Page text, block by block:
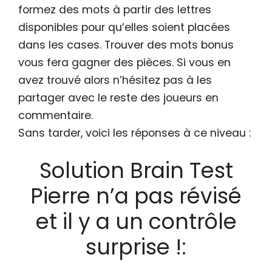
formez des mots à partir des lettres
disponibles pour qu’elles soient placées
dans les cases. Trouver des mots bonus
vous fera gagner des pièces. Si vous en
avez trouvé alors n’hésitez pas à les
partager avec le reste des joueurs en
commentaire.
Sans tarder, voici les réponses à ce niveau :
Solution Brain Test
Pierre n’a pas révisé
et il y a un contrôle
surprise !: